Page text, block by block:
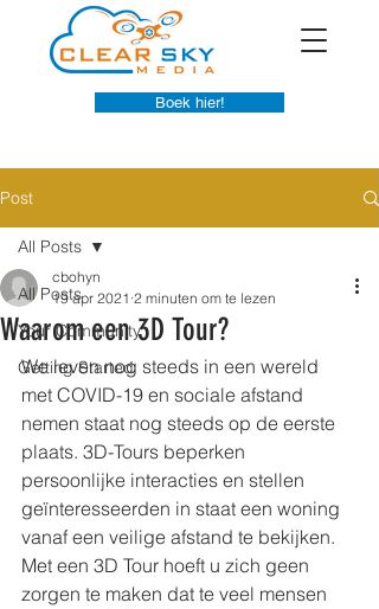
Boek hier!
Post
All Posts
Your Community
Getting Started
All Posts
Waarom een 3D Tour?
cbohyn
19 apr 2021 2 minuten om te lezen
We leven nog steeds in een wereld
met COVID-19 en sociale afstand
nemen staat nog steeds op de eerste
plaats. 3D-Tours beperken
persoonlijke interacties en stellen
geïnteresseerden in staat een woning
vanaf een veilige afstand te bekijken.
Met een 3D Tour hoeft u zich geen
zorgen te maken dat te veel mensen